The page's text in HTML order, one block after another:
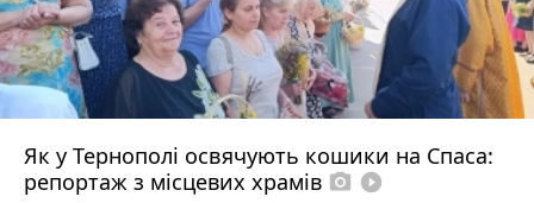
Як у Тернополі освячують кошики на Спаса:
репортаж з місцевих храмів photo_camera play_circle_filled